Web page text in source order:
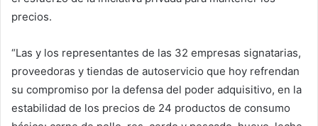
precios.
“Las y los representantes de las 32 empresas signatarias,
proveedoras y tiendas de autoservicio que hoy refrendan
su compromiso por la defensa del poder adquisitivo, en la
estabilidad de los precios de 24 productos de consumo